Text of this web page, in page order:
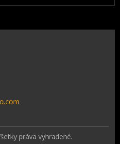
m
práva vyhradené.